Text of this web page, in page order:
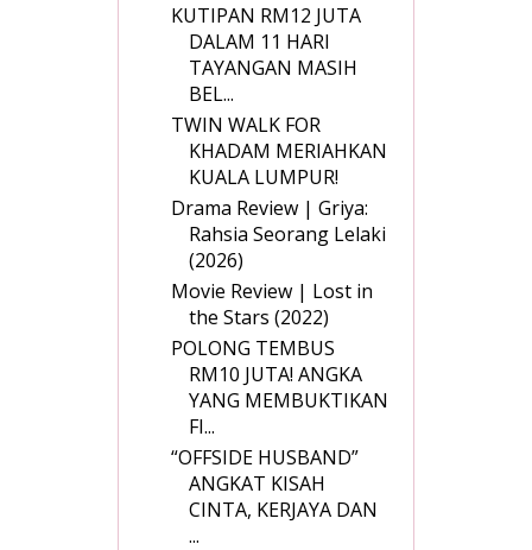
KUTIPAN RM12 JUTA
DALAM 11 HARI
TAYANGAN MASIH
BEL...
TWIN WALK FOR
KHADAM MERIAHKAN
KUALA LUMPUR!
Drama Review | Griya:
Rahsia Seorang Lelaki
(2026)
Movie Review | Lost in
the Stars (2022)
POLONG TEMBUS
RM10 JUTA! ANGKA
YANG MEMBUKTIKAN
FI...
“OFFSIDE HUSBAND”
ANGKAT KISAH
CINTA, KERJAYA DAN
...